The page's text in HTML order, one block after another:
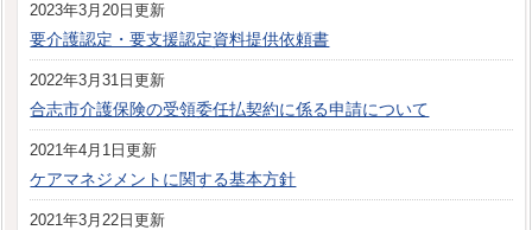
2023年3月20日更新
要介護認定・要支援認定資料提供依頼書
2022年3月31日更新
合志市介護保険の受領委任払契約に係る申請について
2021年4月1日更新
ケアマネジメントに関する基本方針
2021年3月22日更新